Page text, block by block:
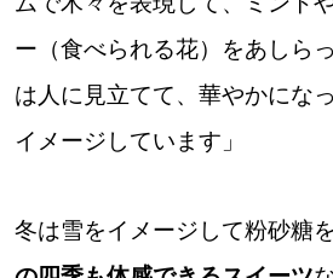
ー（食べられる花）をあしら
は人に見立てて、華やかにな
イメージしています」
冬は雪をイメージして粉砂糖